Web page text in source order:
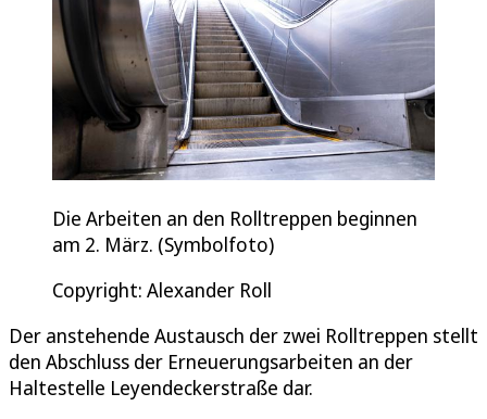
Die Arbeiten an den Rolltreppen beginnen
am 2. März. (Symbolfoto)
Copyright: Alexander Roll
Der anstehende Austausch der zwei Rolltreppen stellt
den Abschluss der Erneuerungsarbeiten an der
Haltestelle Leyendeckerstraße dar.